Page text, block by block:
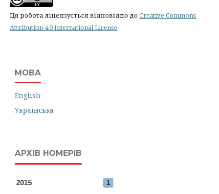
Ця робота ліцензується відповідно до Creative Commons
Attribution 4.0 International License.
МОВА
English
Українська
АРХІВ НОМЕРІВ
2015 1